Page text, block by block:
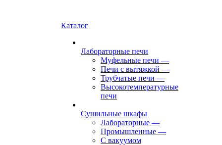
Каталог
Лабораторные печи
Муфельные печи —
Печи с вытяжкой —
Трубчатые печи —
Высокотемпературные
печи
Сушильные шкафы
Лабораторные —
Промышленные —
С вакуумом